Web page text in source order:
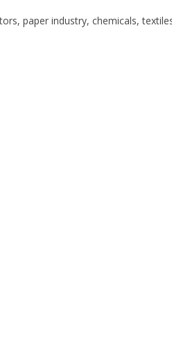
paper industry, chemicals,